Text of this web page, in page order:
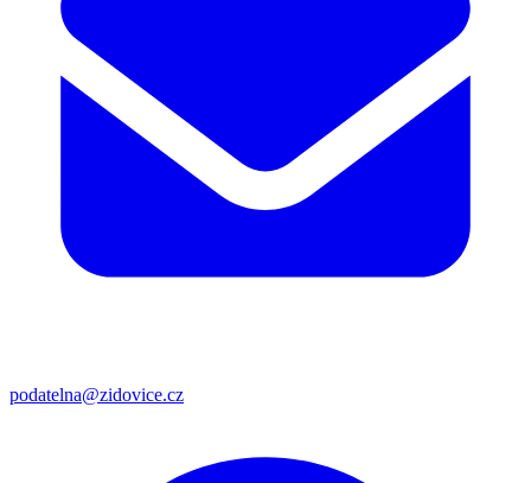
podatelna@zidovice.cz